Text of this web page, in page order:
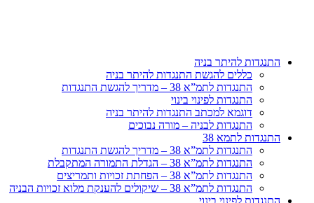
התנגדות להיתר בניה
כללים להגשת התנגדות להיתר בניה
התנגדות לתמ”א 38 – מדריך להגשת התנגדות
התנגדות לפינוי בינוי
דוגמא למכתב התנגדות להיתר בניה
התנגדות לבניה – מורה נבוכים
התנגדות לתמא 38
התנגדות לתמ”א 38 – מדריך להגשת התנגדות
התנגדות לתמ”א 38 – הגדלת התמורה המתקבלת
התנגדות לתמ”א 38 – הפחתת זכויות ותמריצים
התנגדות לתמ”א 38 – שיקולים להענקת מלוא זכויות הבניה
התנגדות לפינוי בינוי